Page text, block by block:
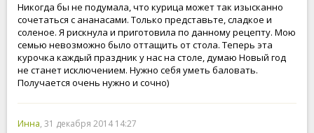
Никогда бы не подумала, что курица может так изысканно
сочетаться с ананасами. Только представьте, сладкое и
соленое. Я рискнула и приготовила по данному рецепту. Мою
семью невозможно было оттащить от стола. Теперь эта
курочка каждый праздник у нас на столе, думаю Новый год
не станет исключением. Нужно себя уметь баловать.
Получается очень нужно и сочно)
Инна, 31 декабря 2014 14:27